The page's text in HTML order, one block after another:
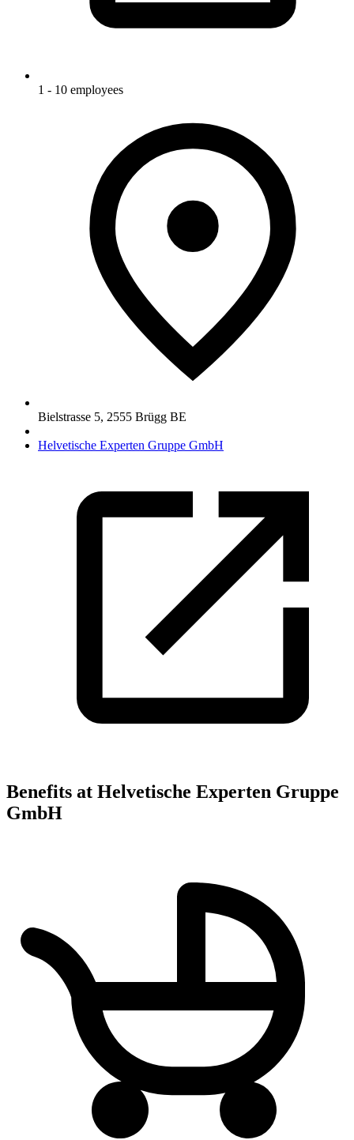
1 - 10 employees
Bielstrasse 5, 2555 Brügg BE
Helvetische Experten Gruppe GmbH
Benefits at Helvetische Experten Gruppe
GmbH